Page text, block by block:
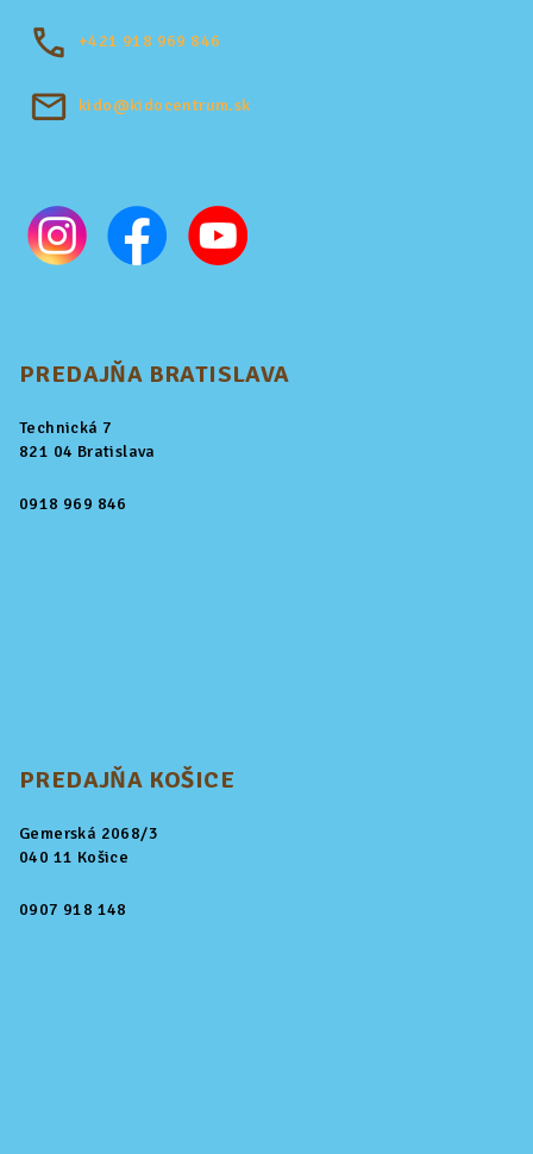
+421 918 969 846
kido@kidocentrum.sk
PREDAJŇA BRATISLAVA
Technická 7
821 04 Bratislava
0918 969 846
PREDAJŇA KOŠICE
Gemerská 2068/3
040 11 Košice
0907 918 148